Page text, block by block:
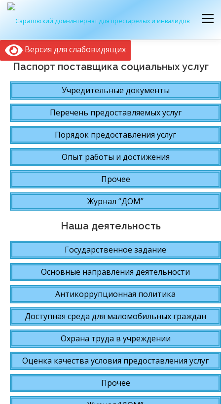
Перейти
содержимому
Меню
ОБ УЧРЕЖДЕНИИ ЭКСКУРСИЯ ПРИЕМ
ЖУРНАЛ “ДОМ” КОНТАКТЫ
Версия для слабовидящих
Паспорт поставщика социальных услуг
Учредительные документы
Перечень предоставляемых услуг
Порядок предоставления услуг
Опыт работы и достижения
Прочее
Журнал “ДОМ”
Наша деятельность
Государственное задание
Основные направления деятельности
Антикоррупционная политика
Доступная среда для маломобильных граждан
Охрана труда в учреждении
Оценка качества условия предоставления услуг
Прочее